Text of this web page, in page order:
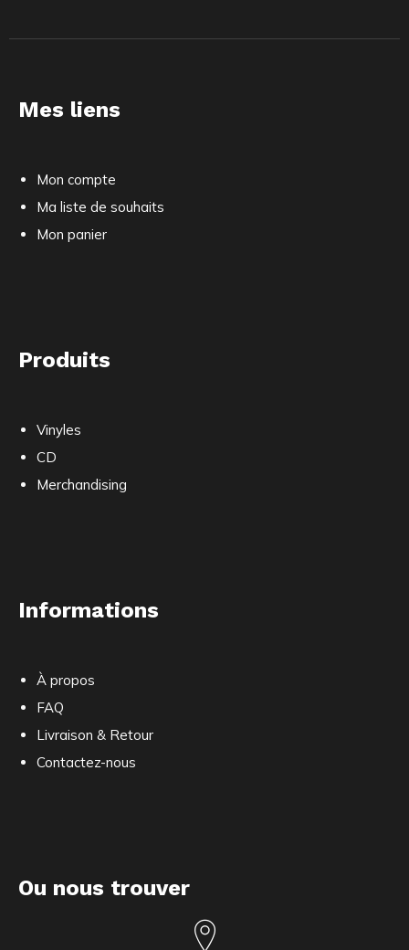
Mes liens
Mon compte
Ma liste de souhaits
Mon panier
Produits
Vinyles
CD
Merchandising
Informations
À propos
FAQ
Livraison & Retour
Contactez-nous
Ou nous trouver